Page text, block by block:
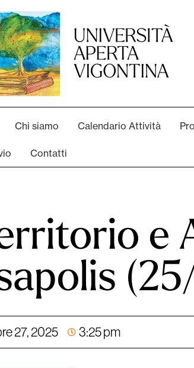
Chi siamo Calendario Attività
Contatti
e
27, 2025 3:25 pm